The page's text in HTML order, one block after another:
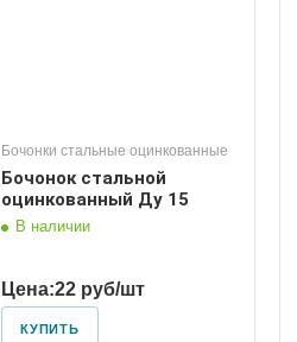
Бочонки стальные оцинкованные
Бочонок стальной
оцинкованный Ду 15
В наличии
Цена:22 руб/шт
КУПИТЬ